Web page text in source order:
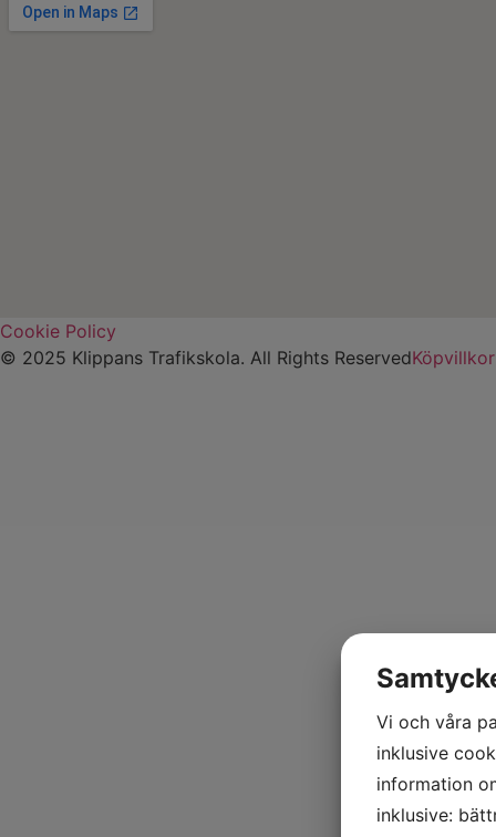
Cookie Policy
© 2025 Klippans Trafikskola. All Rights ReservedKöpvillkor
Vi och våra
inklusive
information
inklusive: